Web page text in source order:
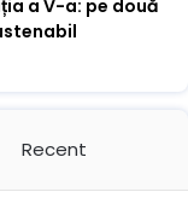
a V-a: pe două
Recent